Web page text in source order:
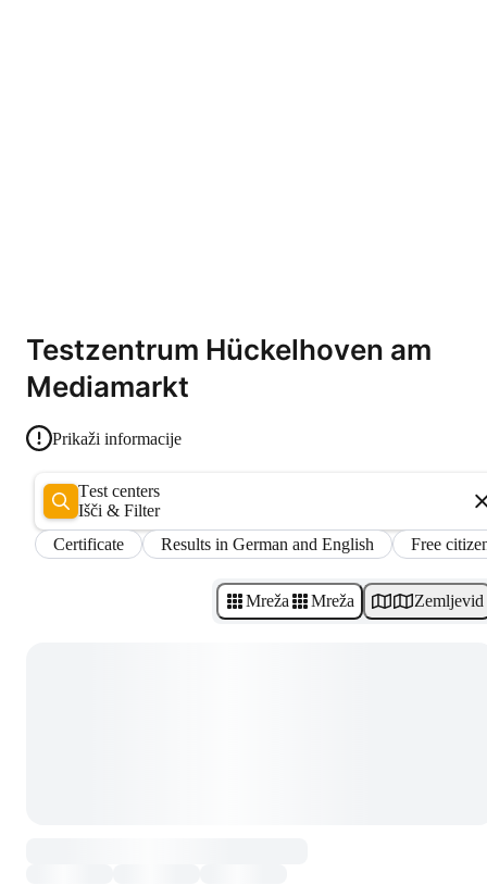
Testzentrum Hückelhoven am
Mediamarkt
Prikaži informacije
Test centers
Išči & Filter
Certificate
Results in German and English Free
Mreža Mreža Zemljevid